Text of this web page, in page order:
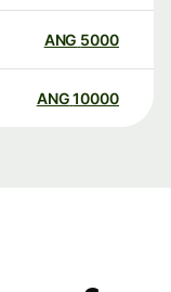
5000
ANG
10000
ANG